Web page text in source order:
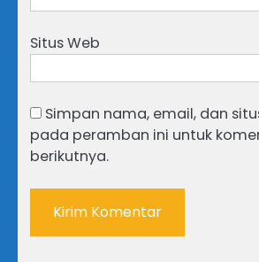
Situs Web
Simpan nama, email, dan
pada peramban ini untuk
berikutnya.